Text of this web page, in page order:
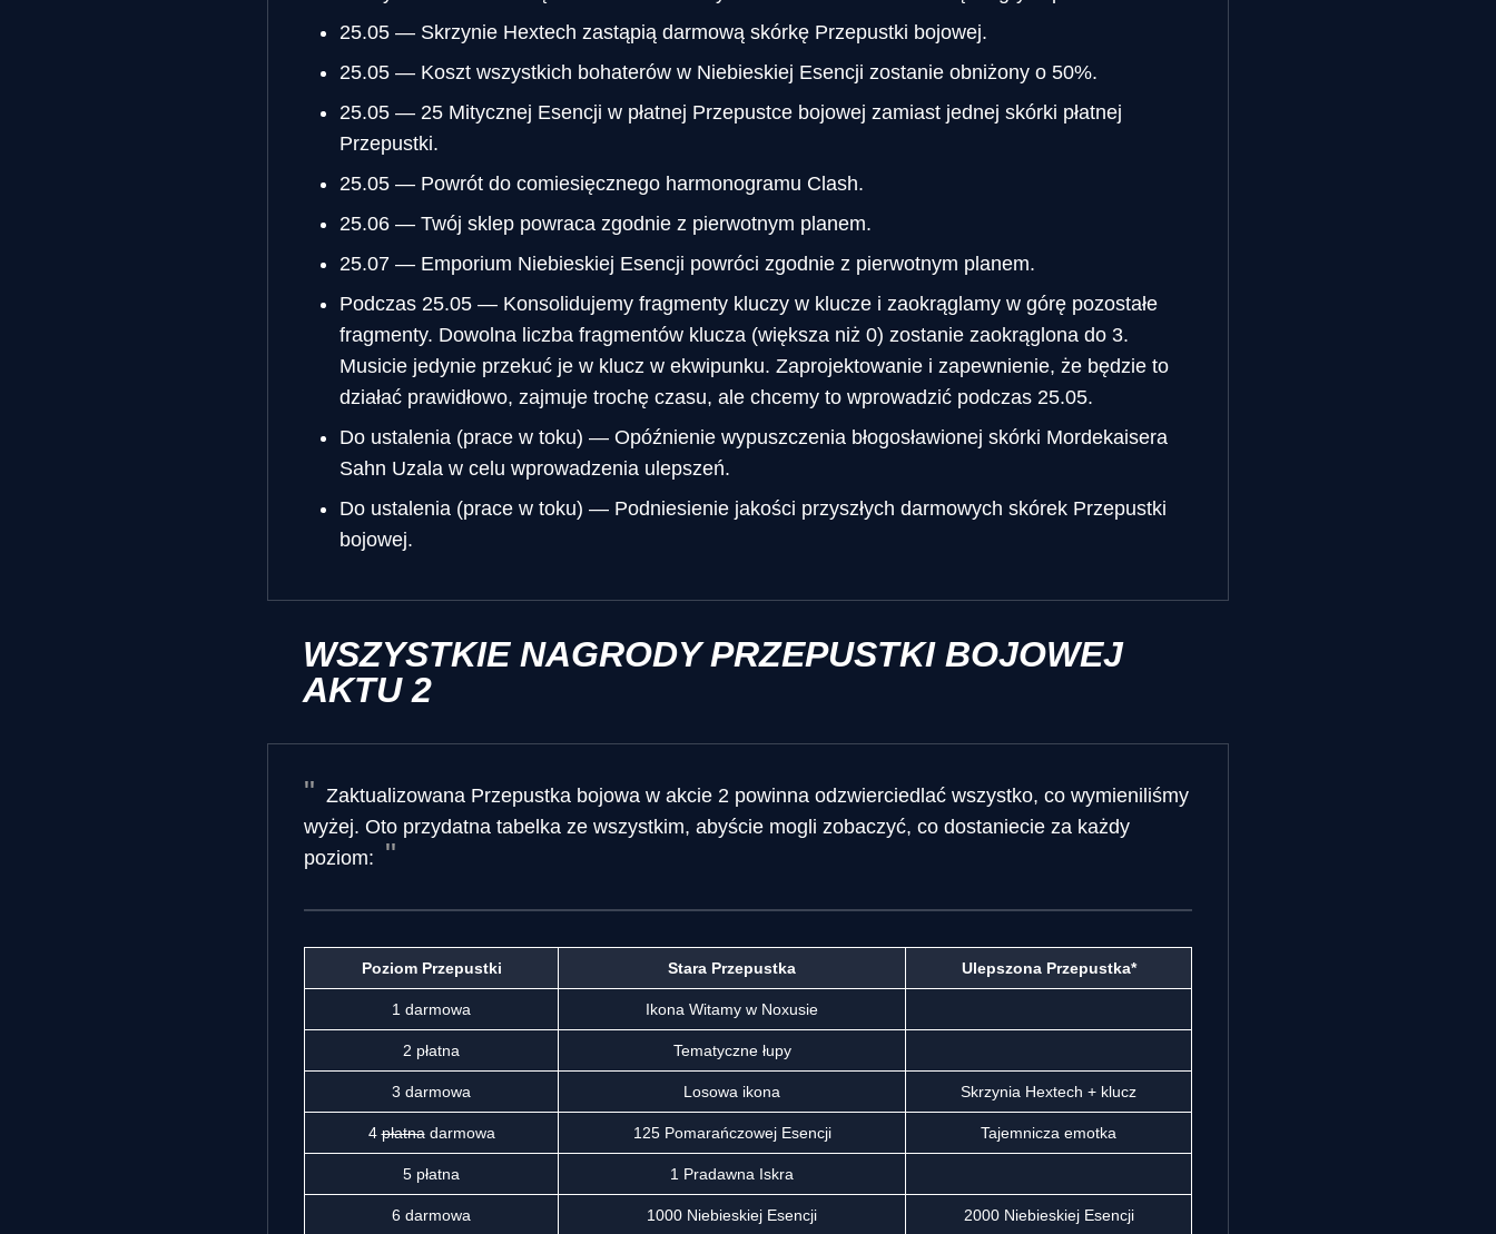
25.05 — Skrzynie Hextech zastąpią darmową skórkę Przepustki bojowej.
25.05 — Koszt wszystkich bohaterów w Niebieskiej Esencji zostanie obniżony o 50%.
25.05 — 25 Mitycznej Esencji w płatnej Przepustce bojowej zamiast jednej skórki płatnej
Przepustki.
25.05 — Powrót do comiesięcznego harmonogramu Clash.
25.06 — Twój sklep powraca zgodnie z pierwotnym planem.
25.07 — Emporium Niebieskiej Esencji powróci zgodnie z pierwotnym planem.
Podczas 25.05 — Konsolidujemy fragmenty kluczy w klucze i zaokrąglamy w górę pozostałe
fragmenty. Dowolna liczba fragmentów klucza (większa niż 0) zostanie zaokrąglona do 3.
Musicie jedynie przekuć je w klucz w ekwipunku. Zaprojektowanie i zapewnienie, że będzie to
działać prawidłowo, zajmuje trochę czasu, ale chcemy to wprowadzić podczas 25.05.
Do ustalenia (prace w toku) — Opóźnienie wypuszczenia błogosławionej skórki Mordekaisera
Sahn Uzala w celu wprowadzenia ulepszeń.
Do ustalenia (prace w toku) — Podniesienie jakości przyszłych darmowych skórek Przepustki
bojowej.
WSZYSTKIE NAGRODY PRZEPUSTKI BOJOWEJ
AKTU 2
Zaktualizowana Przepustka bojowa w akcie 2 powinna odzwierciedlać wszystko, co wymieniliśmy
wyżej. Oto przydatna tabelka ze wszystkim, abyście mogli zobaczyć, co dostaniecie za każdy
poziom:
Poziom Przepustki Stara Przepustka Ulepszona Przepustka*
1 darmowa Ikona Witamy w Noxusie
2 płatna Tematyczne łupy
3 darmowa Losowa ikona Skrzynia Hextech + klucz
4płatnadarmowa 125 Pomarańczowej Esencji Tajemnicza emotka
5 płatna 1 Pradawna Iskra
6 darmowa 1000 Niebieskiej Esencji 2000 Niebieskiej Esencji